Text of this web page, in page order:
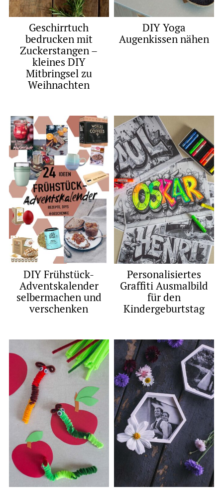
Geschirrtuch
bedrucken mit
Zuckerstangen –
kleines DIY
Mitbringsel zu
Weihnachten
DIY Yoga
Augenkissen nähen
DIY Frühstück-
Adventskalender
selbermachen und
verschenken
Personalisiertes
Graffiti Ausmalbild
für den
Kindergeburtstag